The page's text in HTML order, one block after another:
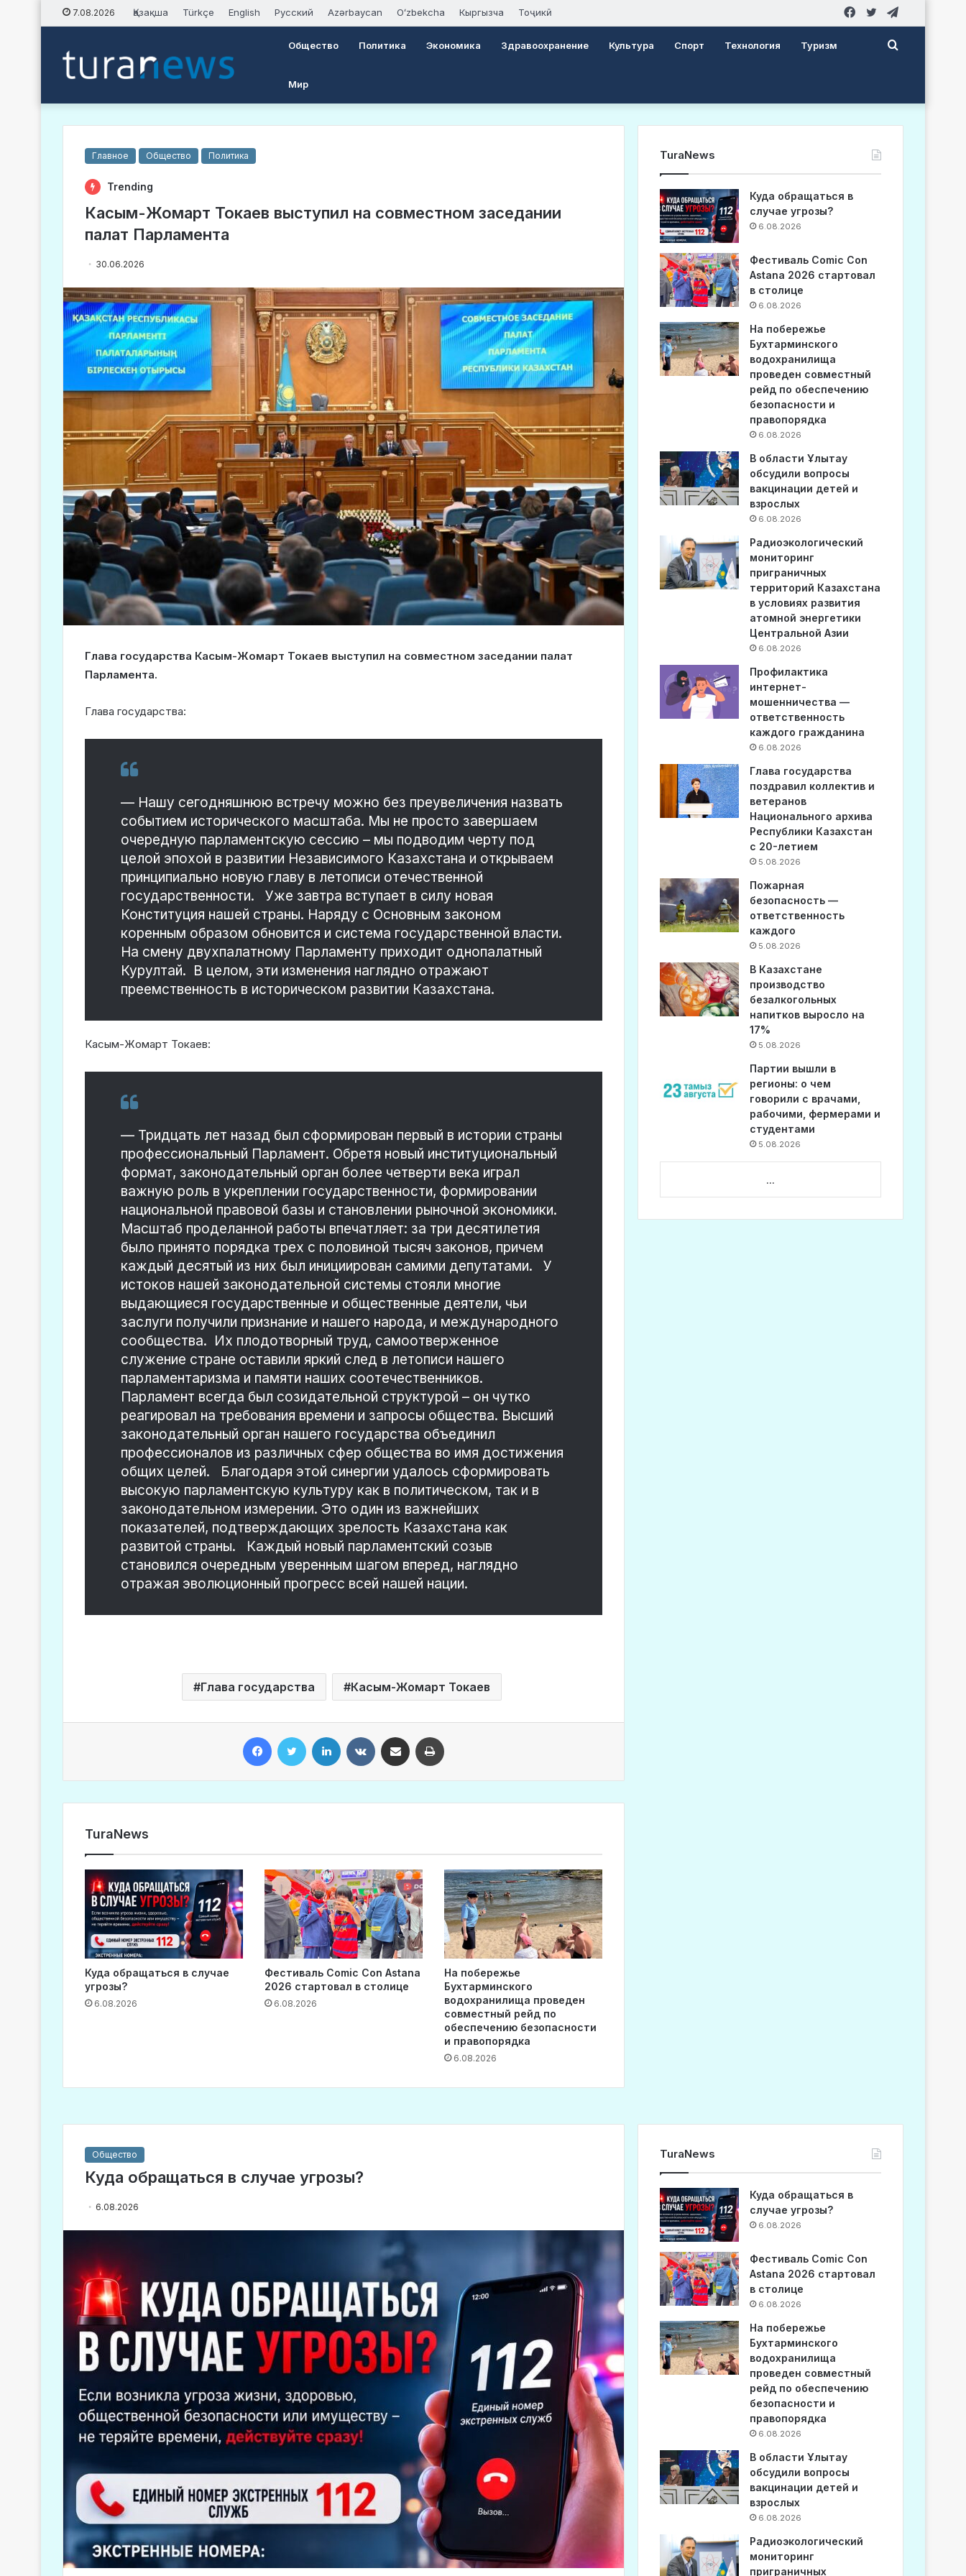
7.08.2026 Қазақша Türkçe English Русский Azərbaycan Oʻzbekcha Кыргызча Тоҷикӣ Twitter
Facebook
Общество Политика Экономика Здравоохранение Культура Спорт Технология Туризм
Мир
Search
Главное Общество Политика
Trending
Касым-Жомарт Токаев выступил на совместном заседании
палат Парламента
30.06.2026
Глава государства Касым-Жомарт Токаев выступил на совместном заседании палат
Парламента.
Глава государства:
— Нашу сегодняшнюю встречу можно без преувеличения назвать
событием исторического масштаба. Мы не просто завершаем
очередную парламентскую сессию – мы подводим черту под
целой эпохой в развитии Независимого Казахстана и открываем
принципиально новую главу в летописи отечественной
государственности. Уже завтра вступает в силу новая
Конституция нашей страны. Наряду с Основным законом
коренным образом обновится и система государственной власти.
На смену двухпалатному Парламенту приходит однопалатный
Курултай. В целом, эти изменения наглядно отражают
преемственность в историческом развитии Казахстана.
Касым-Жомарт Токаев:
— Тридцать лет назад был сформирован первый в истории страны
профессиональный Парламент. Обретя новый институциональный
формат, законодательный орган более четверти века играл
важную роль в укреплении государственности, формировании
национальной правовой базы и становлении рыночной экономики.
Масштаб проделанной работы впечатляет: за три десятилетия
было принято порядка трех с половиной тысяч законов, причем
каждый десятый из них был инициирован самими депутатами. У
истоков нашей законодательной системы стояли многие
выдающиеся государственные и общественные деятели, чьи
заслуги получили признание и нашего народа, и международного
сообщества. Их плодотворный труд, самоотверженное
служение стране оставили яркий след в летописи нашего
парламентаризма и памяти наших соотечественников.
Парламент всегда был созидательной структурой – он чутко
реагировал на требования времени и запросы общества. Высший
законодательный орган нашего государства объединил
профессионалов из различных сфер общества во имя достижения
общих целей. Благодаря этой синергии удалось сформировать
высокую парламентскую культуру как в политическом, так и в
законодательном измерении. Это один из важнейших
показателей, подтверждающих зрелость Казахстана как
развитой страны. Каждый новый парламентский созыв
становился очередным уверенным шагом вперед, наглядно
отражая эволюционный прогресс всей нашей нации.
Глава государства Касым-Жомарт Токаев
TuraNews
Куда обращаться в случае
угрозы?
6.08.2026
Фестиваль Comic Con Astana
2026 стартовал в столице
6.08.2026
На побережье
Бухтарминского
водохранилища проведен
совместный рейд по
обеспечению безопасности
и правопорядка
6.08.2026
TuraNews
Куда обращаться в
случае угрозы?
6.08.2026
Фестиваль Comic Con
Astana 2026 стартовал
в столице
6.08.2026
На побережье
Бухтарминского
водохранилища
проведен совместный
рейд по обеспечению
безопасности и
правопорядка
6.08.2026
В области Ұлытау
обсудили вопросы
вакцинации детей и
взрослых
6.08.2026
Радиоэкологический
мониторинг
приграничных
территорий Казахстана
в условиях развития
атомной энергетики
Центральной Азии
6.08.2026
Профилактика
интернет-
мошенничества —
ответственность
каждого гражданина
6.08.2026
Глава государства
поздравил коллектив и
ветеранов
Национального архива
Республики Казахстан
с 20-летием
5.08.2026
Пожарная
безопасность —
ответственность
каждого
5.08.2026
В Казахстане
производство
безалкогольных
напитков выросло на
17%
5.08.2026
Партии вышли в
регионы: о чем
говорили с врачами,
рабочими, фермерами и
студентами
5.08.2026
...